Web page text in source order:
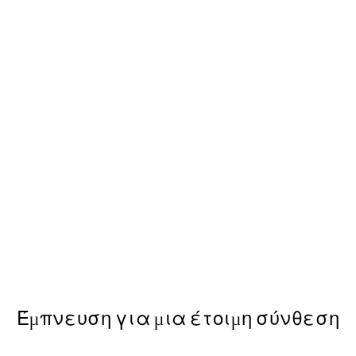
Έμπνευση για μια έτοιμη σύνθεση